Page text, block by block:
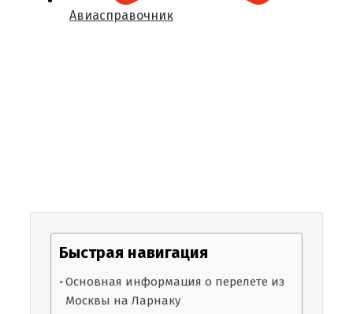
Авиасправочник
Быстрая навигация
Основная информация о перелете из
Москвы на Ларнаку